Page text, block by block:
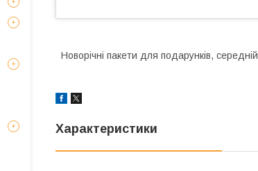
Новорічні пакети для подарунків, середній
Характеристики